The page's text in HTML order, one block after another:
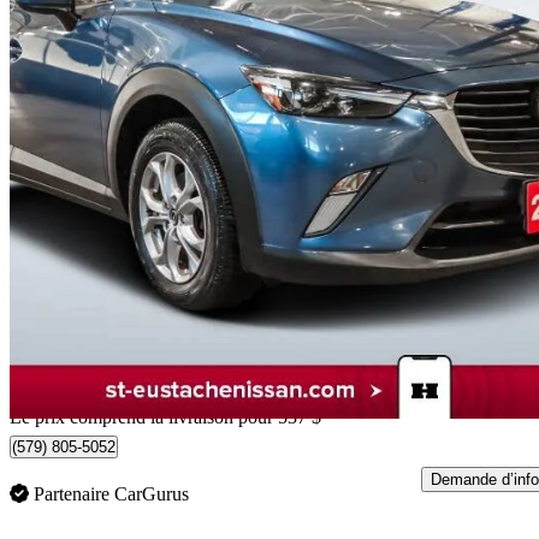
2018 Mazda CX-3
GS AWD 40 042 km
Bonne
343 $/mois env.
Livraison à domicile de St-Eustache, QC
Le prix comprend la livraison pour 537 $
(579) 805-5052
Partenaire CarGurus
Demande d’info